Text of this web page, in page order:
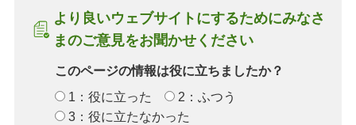
より良いウェブサイトにするためにみなさ
まのご意見をお聞かせください
このページの情報は役に立ちましたか？
1：役に立った
2：ふつう
3：役に立たなかった